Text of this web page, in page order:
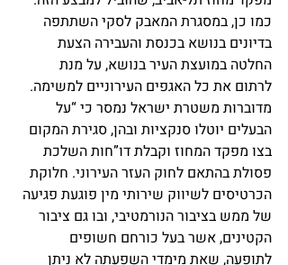
כמו כן, במסגרת המאבק לסקי השתתפה
בדיונים בנושא בכנסת והעבירה הצעת
החלטה במועצת העיר בנושא, על מנת
לרתום את כל האגפים העירוניים למשימה.
מדוברות משטרת ישראל נמסר כי “על
הבעלים יוטלו סנקציות ובהן, סגירת המקום
בצו מפקד המחוז וקבלת דו”חות השלכת
פסולת בהתאם לחוק העזר העירוני. חלוקת
הכרטיסים לשיווק שירותי מין פוגעת פגיעה
של ממש בציבור הנורמטיבי, ובו גם ציבור
הקטינים, אשר בעל כורחם חשופים
לתופעה, שאת מימדי השפעתה לא ניתן